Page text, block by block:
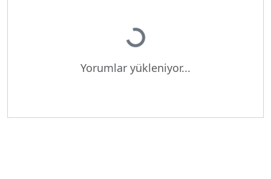
Yükleniyor...
Yorumlar yükleniyor...